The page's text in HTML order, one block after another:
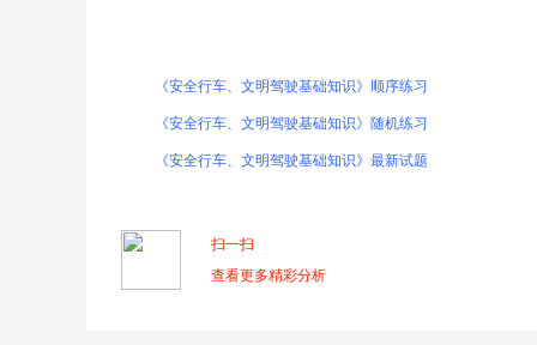
《安全行车、文明驾驶基础知识》顺序练习
《安全行车、文明驾驶基础知识》随机练习
《安全行车、文明驾驶基础知识》最新试题
扫一扫
查看更多精彩分析